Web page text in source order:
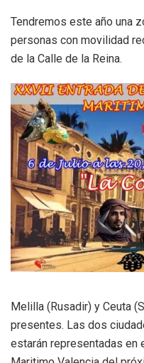
Tendremos este año una
personas con movilidad
de la Calle de la Reina.
Melilla (Rusadir) y Ceuta
presentes. Las dos
estarán representadas